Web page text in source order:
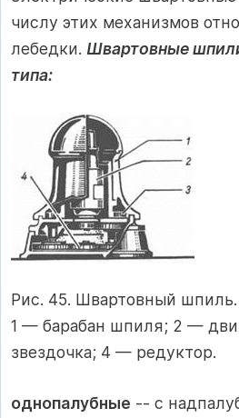
числу этих механизмов
лебедки. Швартовные
типа:
Рис. 45. Швартовный шпиль.
1 — барабан шпиля; 2 —
звездочка; 4 — редуктор.
однопалубные -- с